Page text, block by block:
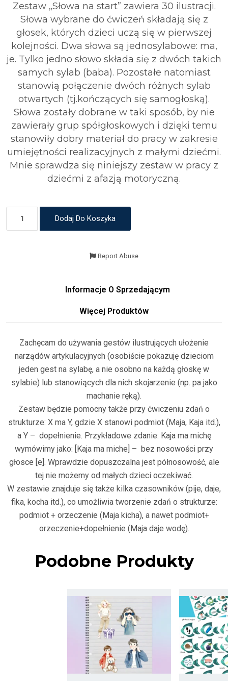
Zestaw „Słowa na start” zawiera 30 ilustracji.
Słowa wybrane do ćwiczeń składają się z
głosek, których dzieci uczą się w pierwszej
kolejności. Dwa słowa są jednosylabowe: ma,
je. Tylko jedno słowo składa się z dwóch takich
samych sylab (baba). Pozostałe natomiast
stanowią połączenie dwóch różnych sylab
otwartych (tj.kończących się samogłoską).
Słowa zostały dobrane w taki sposób, by nie
zawierały grup spółgłoskowych i dzięki temu
stanowiły dobry materiał do pracy w zakresie
umiejętności realizacyjnych z małymi dziećmi.
Mnie sprawdza się niniejszy zestaw w pracy z
dziećmi z afazją motoryczną.
Dodaj Do Koszyka
Report Abuse
Informacje O Sprzedającym
Więcej Produktów
Zachęcam do używania gestów ilustrujących ułożenie
narządów artykulacyjnych (osobiście pokazuję dzieciom
jeden gest na sylabę, a nie osobno na każdą głoskę w
sylabie) lub stanowiących dla nich skojarzenie (np. pa jako
machanie ręką).
Zestaw będzie pomocny także przy ćwiczeniu zdań o
strukturze: X ma Y, gdzie X stanowi podmiot (Maja, Kaja itd.),
a Y – dopełnienie. Przykładowe zdanie: Kaja ma michę
wymówimy jako: [Kaja ma miche] – bez nosowości przy
głosce [e]. Wprawdzie dopuszczalna jest półnosowość, ale
tej nie możemy od małych dzieci oczekiwać.
W zestawie znajduje się także kilka czasowników (pije, daje,
fika, kocha itd.), co umożliwia tworzenie zdań o strukturze:
podmiot + orzeczenie (Maja kicha), a nawet podmiot+
orzeczenie+dopełnienie (Maja daje wodę).
Podobne Produkty